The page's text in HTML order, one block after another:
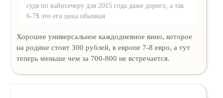
судя по вайнсечеру для 2015 года даже дорого, а так
6-7$ это его цена обычная
Хорошее универсальное каждодневное вино, которое
на родине стоит 300 рублей, в европе 7-8 евро, а тут
теперь меньше чем за 700-800 не встречается.